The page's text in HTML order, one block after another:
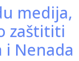
medija,
zaštititi
i Nenada